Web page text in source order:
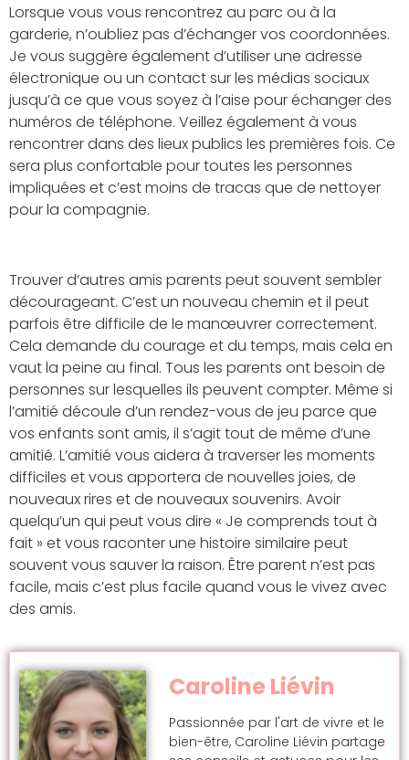
Lorsque vous vous rencontrez au parc ou à la
garderie, n’oubliez pas d’échanger vos coordonnées.
Je vous suggère également d’utiliser une adresse
électronique ou un contact sur les médias sociaux
jusqu’à ce que vous soyez à l’aise pour échanger des
numéros de téléphone. Veillez également à vous
rencontrer dans des lieux publics les premières fois. Ce
sera plus confortable pour toutes les personnes
impliquées et c’est moins de tracas que de nettoyer
pour la compagnie.
Trouver d’autres amis parents peut souvent sembler
décourageant. C’est un nouveau chemin et il peut
parfois être difficile de le manœuvrer correctement.
Cela demande du courage et du temps, mais cela en
vaut la peine au final. Tous les parents ont besoin de
personnes sur lesquelles ils peuvent compter. Même si
l’amitié découle d’un rendez-vous de jeu parce que
vos enfants sont amis, il s’agit tout de même d’une
amitié. L’amitié vous aidera à traverser les moments
difficiles et vous apportera de nouvelles joies, de
nouveaux rires et de nouveaux souvenirs. Avoir
quelqu’un qui peut vous dire « Je comprends tout à
fait » et vous raconter une histoire similaire peut
souvent vous sauver la raison. Être parent n’est pas
facile, mais c’est plus facile quand vous le vivez avec
des amis.
Caroline Liévin
Passionnée par l'art de vivre et le
bien-être, Caroline Liévin partage